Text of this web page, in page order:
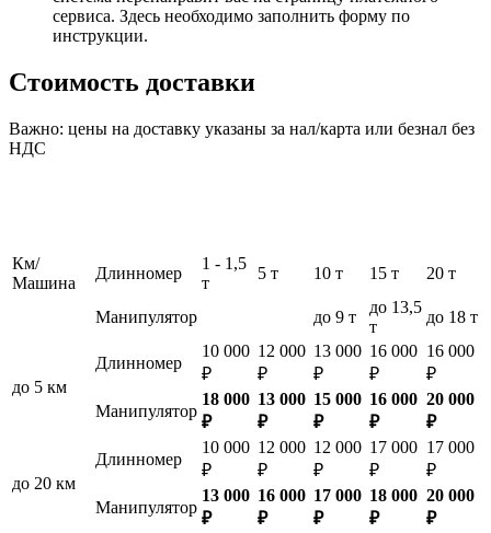
сервиса. Здесь необходимо заполнить форму по
инструкции.
Стоимость доставки
Важно: цены на доставку указаны за нал/карта или безнал без
НДС
Км/
Машина
Длинномер
1 - 1,5
т
5 т 10 т 15 т 20 т
Манипулятор до 9 т
до 13,5
т
до 18 т
до 5 км
Длинномер
10 000
₽
12 000
₽
13 000
₽
16 000
₽
16 000
₽
Манипулятор
18 000
₽
13 000
₽
15 000
₽
16 000
₽
20 000
₽
до 20 км
Длинномер
10 000
₽
12 000
₽
12 000
₽
17 000
₽
17 000
₽
Манипулятор
13 000
₽
16 000
₽
17 000
₽
18 000
₽
20 000
₽